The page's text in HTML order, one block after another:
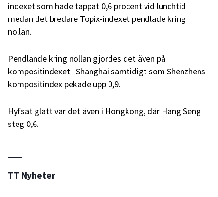
indexet som hade tappat 0,6 procent vid lunchtid
medan det bredare Topix-indexet pendlade kring
nollan.
Pendlande kring nollan gjordes det även på
kompositindexet i Shanghai samtidigt som Shenzhens
kompositindex pekade upp 0,9.
Hyfsat glatt var det även i Hongkong, där Hang Seng
steg 0,6.
TT Nyheter